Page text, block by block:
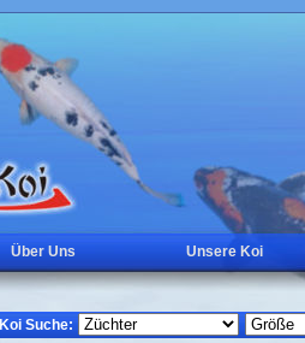
Über Uns Unsere Koi
Koi Suche: